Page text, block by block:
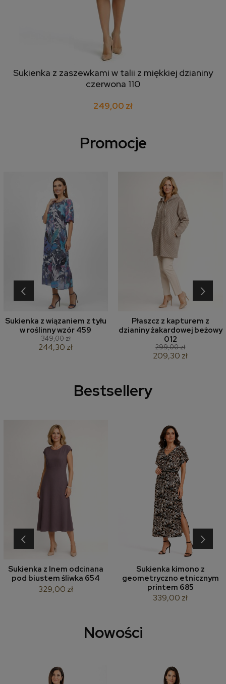
Sukienka z zaszewkami w talii z miękkiej dzianiny
czerwona 110
249,00 zł
Promocje
Sukienka z wiązaniem z tyłu
w roślinny wzór 459
349,00 zł
244,30 zł
Płaszcz z kapturem z
dzianiny żakardowej beżowy
012
299,00 zł
209,30 zł
‹ ›
Bestsellery
Sukienka z lnem odcinana
pod biustem śliwka 654
329,00 zł
Sukienka kimono z
geometryczno etnicznym
printem 685
339,00 zł
‹ ›
Nowości